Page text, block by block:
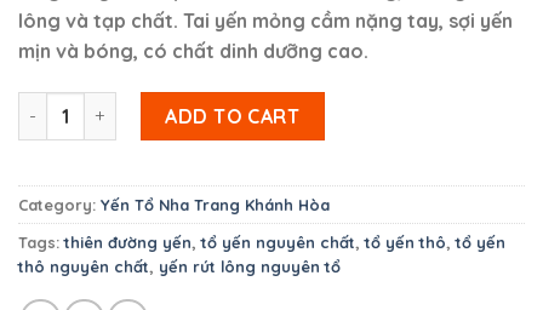
lông và tạp chất. Tai yến mỏng cầm nặng tay, sợi yến
mịn và bóng, có chất dinh dưỡng cao.
Yến rút lông nguyên tổ (50 gr) quantity
ADD TO CART
Category: Yến Tổ Nha Trang Khánh Hòa
Tags:thiên đường yến,tổ yến nguyên chất,tổ yến thô,tổ yến
thô nguyên chất, yến rút lông nguyên tổ